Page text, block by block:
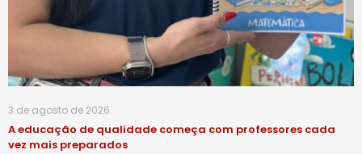
3 de agosto de 2026
A educação de qualidade começa com professores cada
vez mais preparados